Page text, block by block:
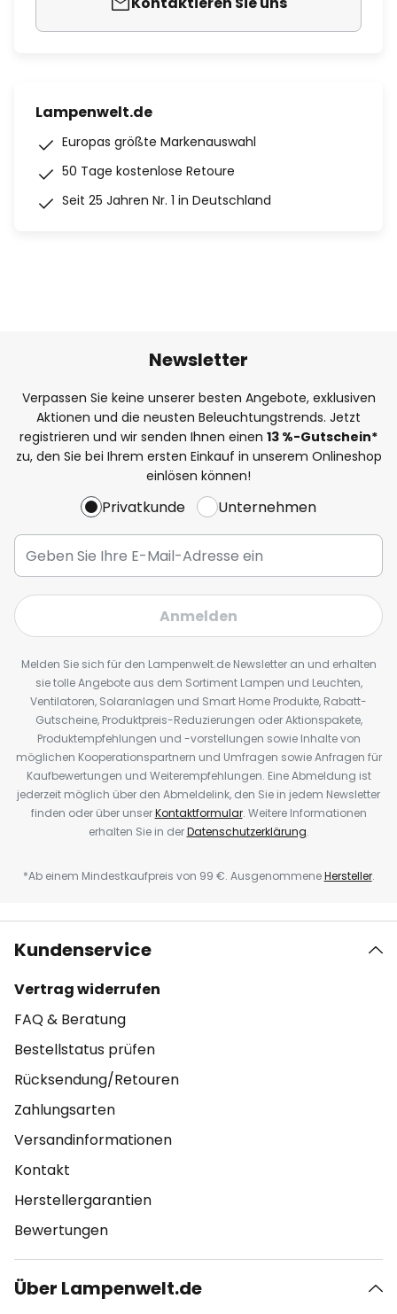
Lampenwelt.de
Europas größte Markenauswahl
50 Tage kostenlose Retoure
Seit 25 Jahren Nr. 1 in Deutschland
Newsletter
Verpassen Sie keine unserer besten Angebote, exklusiven
Aktionen und die neusten Beleuchtungstrends. Jetzt
registrieren und wir senden Ihnen einen 13 %-Gutschein*
zu, den Sie bei Ihrem ersten Einkauf in unserem Onlineshop
einlösen können!
Privatkunde Unternehmen
Anmelden
Melden Sie sich für den Lampenwelt.de Newsletter an und erhalten
sie tolle Angebote aus dem Sortiment Lampen und Leuchten,
Ventilatoren, Solaranlagen und Smart Home Produkte, Rabatt-
Gutscheine, Produktpreis-Reduzierungen oder Aktionspakete,
Produktempfehlungen und -vorstellungen sowie Inhalte von
möglichen Kooperationspartnern und Umfragen sowie Anfragen für
Kaufbewertungen und Weiterempfehlungen. Eine Abmeldung ist
jederzeit möglich über den Abmeldelink, den Sie in jedem Newsletter
finden oder über unserKontaktformular. Weitere Informationen
erhalten Sie in derDatenschutzerklärung.
*Ab einem Mindestkaufpreis von 99 €. AusgenommeneHersteller.
Kundenservice
Vertrag widerrufen
FAQ & Beratung
Bestellstatus prüfen
Rücksendung/Retouren
Zahlungsarten
Versandinformationen
Kontakt
Herstellergarantien
Bewertungen
Über Lampenwelt.de